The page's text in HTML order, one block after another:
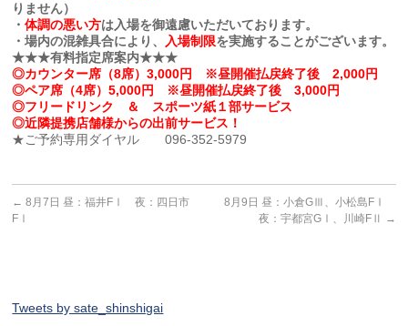
りません）
・体調の悪い方は入場を御遠慮いただいております。
・場内の混雑具合により、
入場制限を実施することがございます。
★★★有料指定席案内★★★
◎カウンター席（8席）3,000円 ※昼開催払戻終了後 2,000円
◎ペア席（4席）5,000円 ※昼開催払戻終了後 3,000円
◎フリードリンク ＆ スポーツ紙１部サービス
◎近隣提携店舗様からの出前サービス！
★ご予約専用ダイヤル 096-352-5979
← 8月7日 昼：福井FⅠ 夜：四日市
FⅠ
8月9日 昼：小倉GⅢ、小松島FⅠ
夜：宇都宮GⅠ、川崎FⅡ
→
Tweets by sate_shinshigai